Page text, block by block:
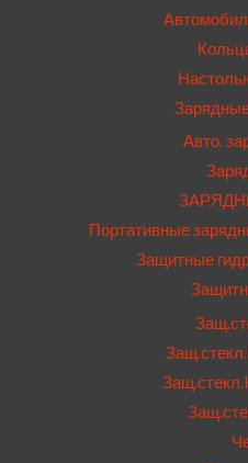
Авто.
Портативные
Защитные